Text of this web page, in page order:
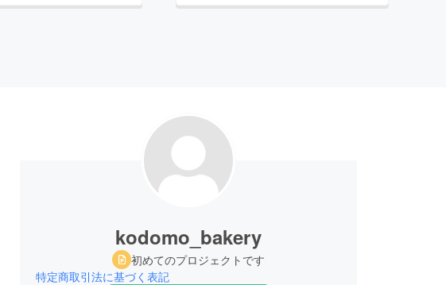
kodomo_bakery
初めてのプロジェクトです
特定商取引法に基づく表記